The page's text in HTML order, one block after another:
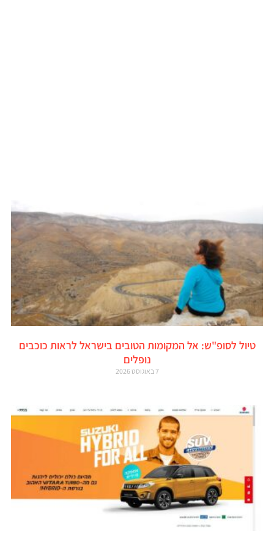
טיול לסופ"ש: אל המקומות הטובים בישראל לראות כוכבים
נופלים
7 באוגוסט 2026